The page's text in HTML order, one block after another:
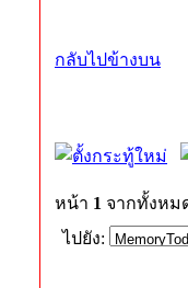
กลับไปข้างบน
หน้า 1 จากทั้งห
ไปยัง: